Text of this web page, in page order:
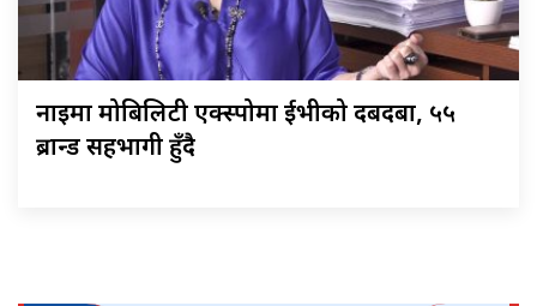
नाइमा मोबिलिटी एक्स्पोमा ईभीको दबदबा, ५५
ब्रान्ड सहभागी हुँदै